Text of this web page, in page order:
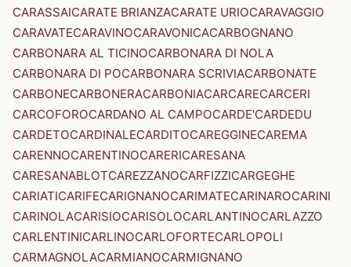
CARASSAICARATE BRIANZACARATE URIOCARAVAGGIO
CARAVATECARAVINOCARAVONICACARBOGNANO
CARBONARA AL TICINOCARBONARA DI NOLA
CARBONARA DI POCARBONARA SCRIVIACARBONATE
CARBONECARBONERACARBONIACARCARECARCERI
CARCOFOROCARDANO AL CAMPOCARDE'CARDEDU
CARDETOCARDINALECARDITOCAREGGINECAREMA
CARENNOCARENTINOCARERICARESANA
CARESANABLOTCAREZZANOCARFIZZICARGEGHE
CARIATICARIFECARIGNANOCARIMATECARINAROCARINI
CARINOLACARISIOCARISOLOCARLANTINOCARLAZZO
CARLENTINICARLINOCARLOFORTECARLOPOLI
CARMAGNOLACARMIANOCARMIGNANO